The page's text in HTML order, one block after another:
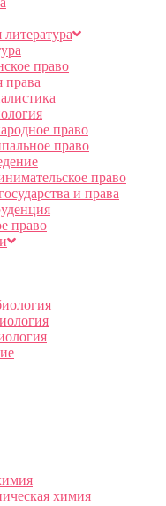
право
права
право
право
право
и права
право
химия